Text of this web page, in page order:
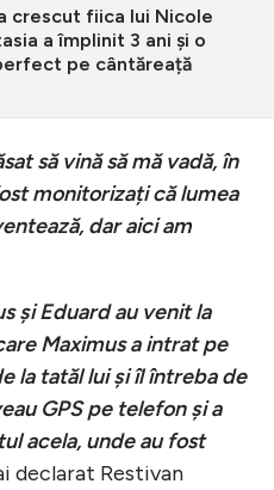
crescut fiica lui Nicole
a împlinit 3 ani și o
pe cântăreață
să vină să mă vadă, în
monitorizați că lumea
dar aici am
și Eduard au venit la
Maximus a intrat pe
la tatăl lui și îl întreba de
GPS pe telefon și a
acela, unde au fost
declarat Restivan